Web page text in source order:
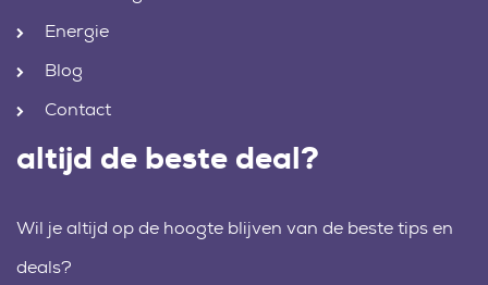
Energie
Blog
Contact
altijd de beste deal?
Wil je altijd op de hoogte blijven van de beste tips en
deals?